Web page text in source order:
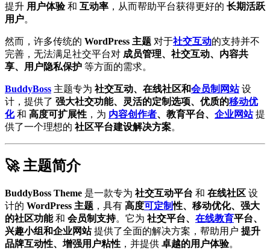
提升 用户体验和 互动率 ，从而帮助平台获得更好的 长期活跃
用户。
然而，许多传统的 WordPress 主题 对于社交互动的支持并不
完善，无法满足社交平台对 成员管理、社交互动、内容共
享、用户隐私保护 等方面的需求。
BuddyBoss 主题专为 社交互动、在线社区和会员制网站设
计，提供了 强大社交功能、灵活的定制选项、优质的移动优
化和 高度可扩展性 ，为 内容创作者、教育平台、 企业网站提
供了一个理想的 社区平台建设解决方案。
🚀 主题简介
BuddyBoss Theme 是一款专为 社交互动平台 和 在线社区 设
计的 WordPress 主题 ，具有 高度可定制性、移动优化、强大
的社区功能和 会员制支持。它为 社交平台、 在线教育平台、
兴趣小组和企业网站提供了全面的解决方案，帮助用户 提升
品牌互动性、增强用户粘性 ，并提供 卓越的用户体验。